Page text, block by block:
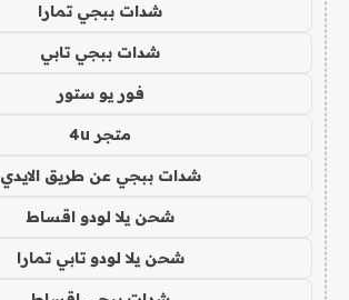
شدات ببجي تمارا
شدات ببجي تابي
فور يو ستور
متجر 4u
شدات ببجي عن طريق الايدي
شحن يلا لودو اقساط
شحن يلا لودو تابي تمارا